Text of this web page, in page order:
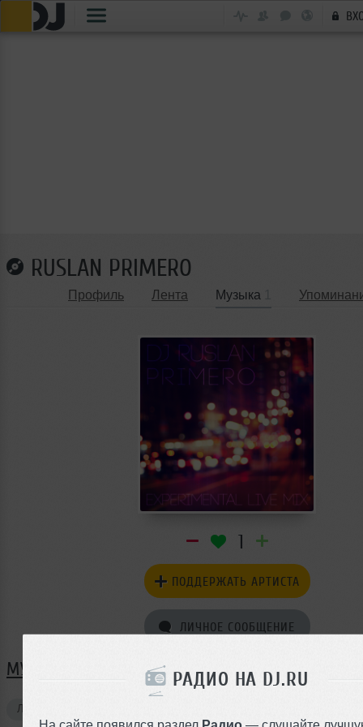
РАДИО НА DJ.RU
RUSLAN PRIMERO
Профиль Лента Музыка
1
ПОДДЕРЖАТЬ АРТИСТА
ЛИЧНОЕ СООБЩЕНИЕ
МУЗЫКА RUSLAN PRIMERO
Лайвы